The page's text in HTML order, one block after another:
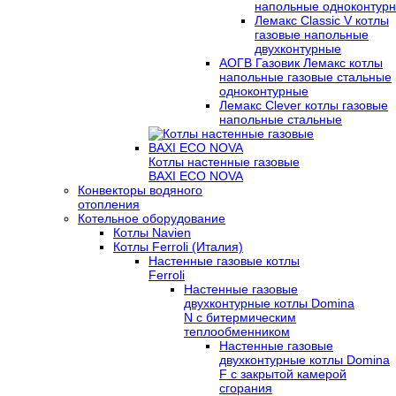
напольные
Лемакс Classic V котлы
газовые напольные
двухконтурные
АОГВ Газовик Лемакс котлы
напольные газовые стальные
одноконтурные
Лемакс Clever котлы газовые
напольные стальные
Котлы настенные газовые
BAXI ECO NOVA
Конвекторы водяного
отопления
Котельное оборудование
Котлы Navien
Котлы Ferroli (Италия)
Настенные газовые котлы
Ferroli
Настенные газовые
двухконтурные котлы Domina
N с битермическим
теплообменником
Настенные газовые
двухконтурные котлы Domina
F с закрытой камерой
сгорания